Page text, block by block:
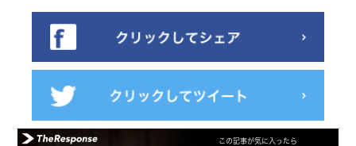
この記事が気に入ったら